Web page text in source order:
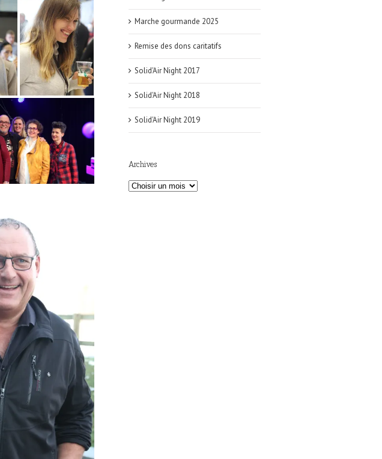
Marche gourmande 2025
Remise des dons caritatifs
Solid'Air Night 2017
Solid'Air Night 2018
Solid'Air Night 2019
Archives